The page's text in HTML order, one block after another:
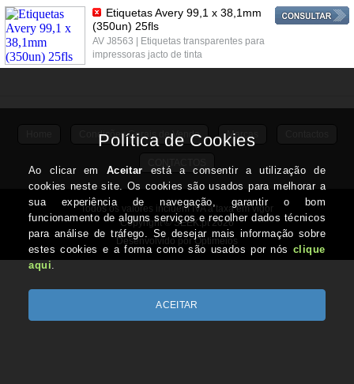
Etiquetas Avery 99,1 x 38,1mm
(350un) 25fls
AV J8563 | Etiquetas transparentes para
impressoras jacto de tinta
Condições Gerais de Venda Marcas
Todos os valores incluem IVA à taxa em vigor
Copyright © SEEK.pt 2026
Desenvolvido por Optimeios